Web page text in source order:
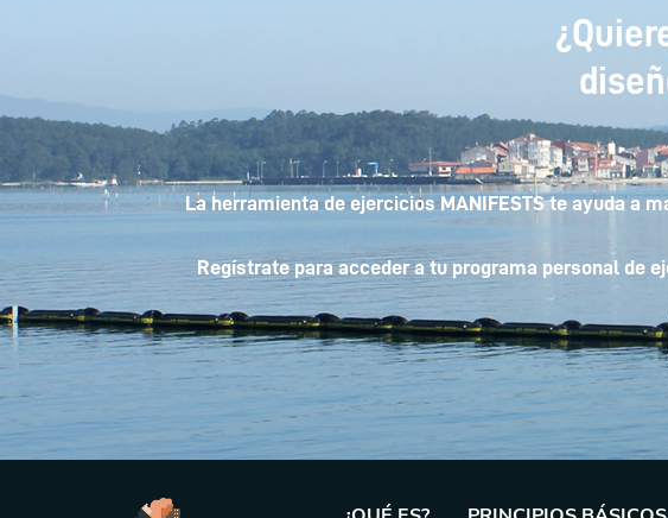
La herramienta de ejercicios MANIFESTS te ayuda a
Regístrate para acceder a tu programa personal de